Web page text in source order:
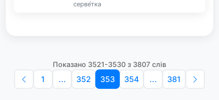
серве́тка
Показано 3521-3530 з 3807 слів
1 ... 352 353 354 ... 381